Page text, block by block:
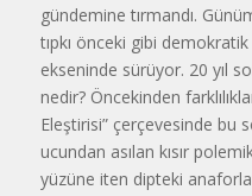
gündemine tırmandı.
tıpkı önceki gibi
ekseninde sürüyor. 20 yıl
nedir? Öncekinden
Eleştirisi” çerçevesinde bu
ucundan asılan kısır
yüzüne iten dipteki